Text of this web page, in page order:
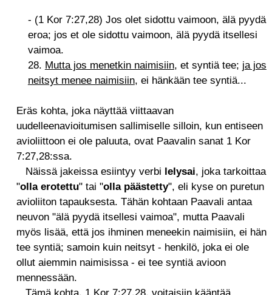
- (1 Kor 7:27,28) Jos olet sidottu vaimoon, älä pyydä
eroa; jos et ole sidottu vaimoon, älä pyydä itsellesi
vaimoa.
28. Mutta jos menetkin naimisiin, et syntiä tee; ja jos
neitsyt menee naimisiin, ei hänkään tee syntiä...
Eräs kohta, joka näyttää viittaavan
uudelleenavioitumisen sallimiselle silloin, kun entiseen
avioliittoon ei ole paluuta, ovat Paavalin sanat 1 Kor
7:27,28:ssa.
Näissä jakeissa esiintyy verbi lelysai, joka tarkoittaa
"olla erotettu" tai "olla päästetty", eli kyse on puretun
avioliiton tapauksesta. Tähän kohtaan Paavali antaa
neuvon "älä pyydä itsellesi vaimoa", mutta Paavali
myös lisää, että jos ihminen meneekin naimisiin, ei hän
tee syntiä; samoin kuin neitsyt - henkilö, joka ei ole
ollut aiemmin naimisissa - ei tee syntiä avioon
mennessään.
Tämä kohta, 1 Kor 7:27,28, voitaisiin kääntää